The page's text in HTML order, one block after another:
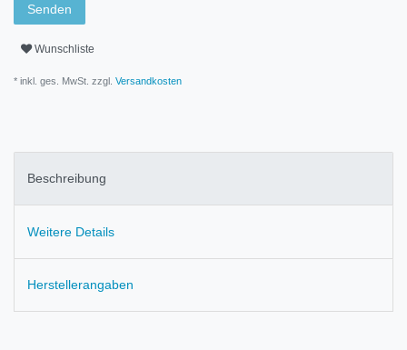
Senden
Wunschliste
* inkl. ges. MwSt. zzgl. Versandkosten
Beschreibung
Weitere Details
Herstellerangaben